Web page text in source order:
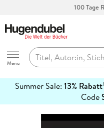
Hugendubel
Menu
Summer Sale: 13% Rabatt
Code
erfahren